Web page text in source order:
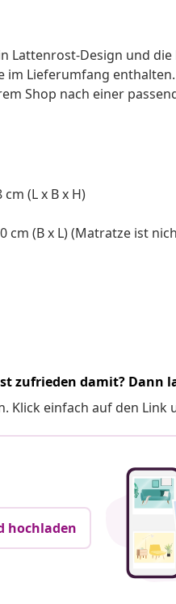
Lattenrost-Design und
im Lieferumfang
Shop nach einer
(L x B x H)
cm (B x L) (Matratze ist
zufrieden damit? Dann
Klick einfach auf den Link
hochladen